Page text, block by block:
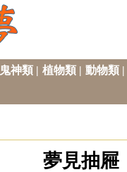
鬼神類| 植物類| 動物類|
夢見抽屜